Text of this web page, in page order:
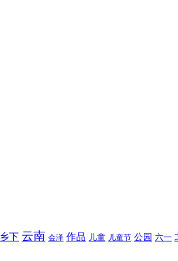
乡下 云南 会泽 作品 儿童 儿童节 公园 六一